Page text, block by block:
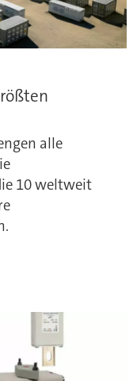
alle
10 weltweit